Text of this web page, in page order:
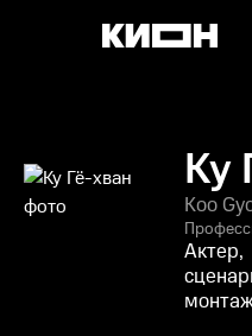
Ку
Koo
Актер,